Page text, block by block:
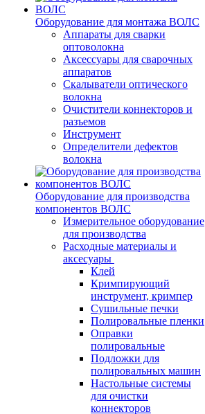
Оборудование для монтажа ВОЛС
Аппараты для сварки
оптоволокна
Аксессуары для сварочных
аппаратов
Скалыватели оптического
волокна
Очистители коннекторов и
разъемов
Инструмент
Определители дефектов
волокна
Оборудование для производства
компонентов ВОЛС
Измерительное оборудование
для производства
Расходные материалы и
аксесуары
Клей
Кримпирующий
инструмент, кримпер
Сушильные печки
Полировальные пленки
Оправки
полировальные
Подложки для
полировальных машин
Настольные системы
для очистки
коннекторов